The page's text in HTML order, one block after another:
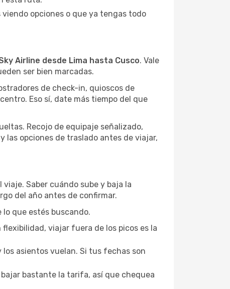
opciones o que ya tengas todo
Airline desde Lima hasta Cusco. Vale
ser bien marcadas.
de check-in, quioscos de
Eso sí, date más tiempo del que
Recojo de equipaje señalizado,
las opciones de traslado antes de viajar,
Saber cuándo sube y baja la
del año antes de confirmar.
que estés buscando.
viajar fuera de los picos es la
asientos vuelan. Si tus fechas son
bastante la tarifa, así que chequea